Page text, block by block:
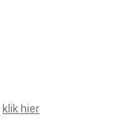
klik hier